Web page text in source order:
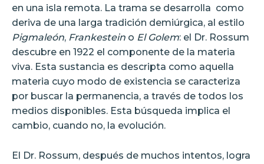
en una isla remota. La trama se desarrolla como
deriva de una larga tradición demiúrgica, al estilo
Pigmaleón, Frankestein o El Golem: el Dr. Rossum
descubre en 1922 el componente de la materia
viva. Esta sustancia es descripta como aquella
materia cuyo modo de existencia se caracteriza
por buscar la permanencia, a través de todos los
medios disponibles. Esta búsqueda implica el
cambio, cuando no, la evolución.
El Dr. Rossum, después de muchos intentos, logra